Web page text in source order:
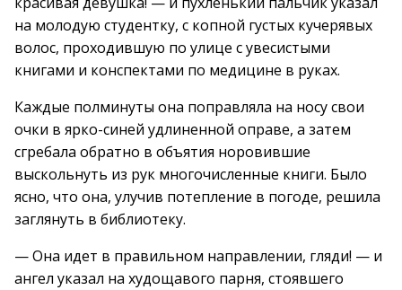
на молодую студентку, с копной густых кучерявых
волос, проходившую по улице с увесистыми
книгами и конспектами по медицине в руках.
Каждые полминуты она поправляла на носу свои
очки в ярко-синей удлиненной оправе, а затем
сгребала обратно в объятия норовившие
выскольнуть из рук многочисленные книги. Было
ясно, что она, улучив потепление в погоде, решила
заглянуть в библиотеку.
— Она идет в правильном направлении, гляди! — и
ангел указал на худощавого парня, стоявшего